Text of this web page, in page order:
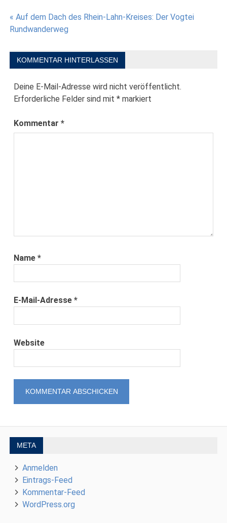
Beitragsnavigation
« Auf dem Dach des Rhein-Lahn-Kreises: Der Vogtei
Rundwanderweg
KOMMENTAR HINTERLASSEN
Deine E-Mail-Adresse wird nicht veröffentlicht.
Erforderliche Felder sind mit* markiert
Kommentar*
Name*
E-Mail-Adresse*
Website
META
Anmelden
Eintrags-Feed
Kommentar-Feed
WordPress.org